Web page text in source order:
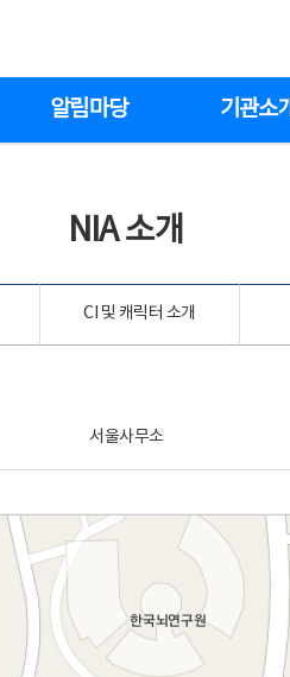
알림마당 기관소
NIA 소개
CI 및 캐릭터 소개
서울사무소